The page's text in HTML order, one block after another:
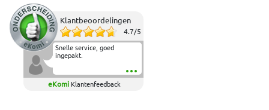
Klantbeoordelingen
4.7/5
Snelle service, goed
ingepakt.
eKomi Klantenfeedback